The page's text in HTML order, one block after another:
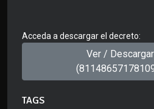
Acceda a descargar el decreto:
Ver /
TAGS